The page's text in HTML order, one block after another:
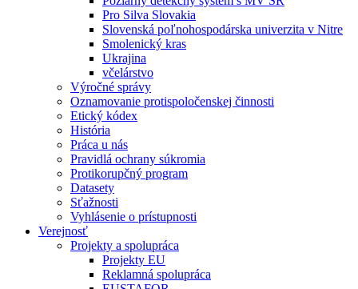
Pro Silva Slovakia
Slovenská poľnohospodárska univerzita v Nitre
Smolenický kras
Ukrajina
včelárstvo
Výročné správy
Oznamovanie protispoločenskej činnosti
Etický kódex
História
Práca u nás
Pravidlá ochrany súkromia
Protikorupčný program
Datasety
Sťažnosti
Vyhlásenie o prístupnosti
Verejnosť
Projekty a spolupráca
Projekty EU
Reklamná spolupráca